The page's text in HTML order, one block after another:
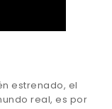
estrenado, el
real, es por